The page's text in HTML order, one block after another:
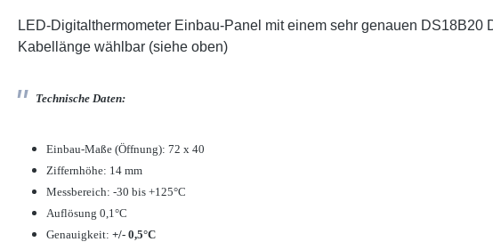
LED-Digitalthermometer Einbau-Panel mit einem sehr genauen DS18B20
Kabellänge wählbar (siehe oben)
Technische Daten:
Einbau-Maße (Öffnung): 72 x 40
Ziffernhöhe: 14 mm
Messbereich: -30 bis +125°C
Auflösung 0,1°C
Genauigkeit: +/- 0,5°C